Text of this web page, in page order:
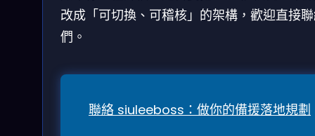
改成「可切換、可稽核」的架構，歡迎直接
們。
聯絡 siuleeboss：做你的備援落地規劃